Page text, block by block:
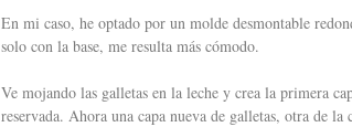
En mi caso, he optado por un molde desmontable
solo con la base, me resulta más cómodo.
Ve mojando las galletas en la leche y crea la primera
reservada. Ahora una capa nueva de galletas, otra de